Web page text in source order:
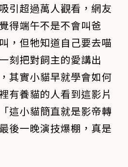
引超過萬人觀看，網友
得端午不是不會叫爸
，但牠知道自己要去喵
刻把對飼主的愛講出
其實小貓早就學會如何
有養貓的人看到這影片
這小貓簡直就是影帝轉
後一晚演技爆棚，真是